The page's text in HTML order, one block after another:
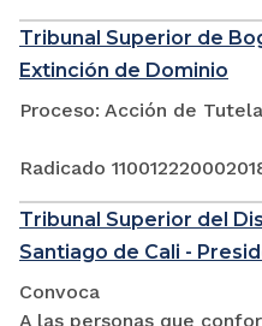
Tribunal Superior de
Extinción de Dominio
Proceso: Acción de Tutela
Radicado
Tribunal Superior del
Santiago de Cali -
Convoca
A las personas que